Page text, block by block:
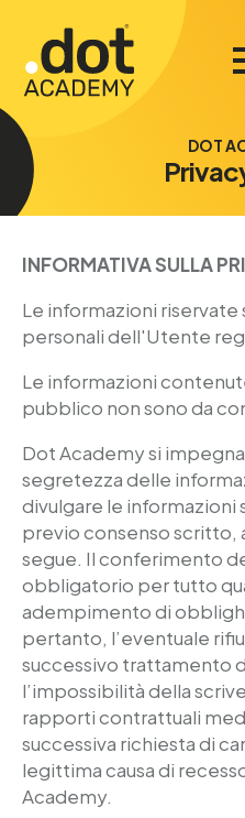
DOT
INFORMATIVA SULLA
Le informazioni
personali dell'Utente
Le informazioni
pubblico non sono da
Dot Academy si
segretezza delle
divulgare le informazioni
previo consenso scritto,
segue. Il conferimento
obbligatorio per tutto
adempimento di
pertanto, l’eventuale
successivo trattamento
l’impossibilità della
rapporti contrattuali
successiva richiesta di
legittima causa di
Academy.